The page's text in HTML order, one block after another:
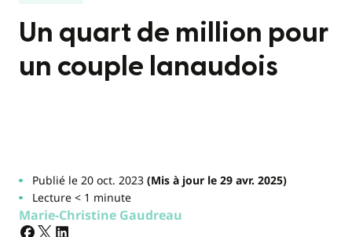
Un quart de million pour
un couple lanaudois
Publié le 20 oct. 2023(Mis à jour le 29 avr. 2025)
Lecture < 1 minute
Marie-Christine Gaudreau